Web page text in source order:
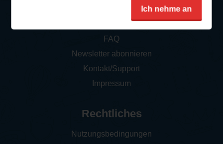
Ich nehme an
So funktioniert‘s
FAQ
Newsletter abonnieren
Kontakt/Support
Impressum
Rechtliches
Nutzungsbedingungen